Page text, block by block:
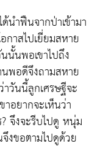
ำฟืนจากป่าเข้ามา
กาสไปเยี่ยมสหาย
นั้นพอเขาไปถึง
พอดีจึงถามสหาย
วันนี้ลูกเศรษฐีจะ
อยากจะเห็นว่า
จึงจะรีบไปดู หนุ่ม
งขอตามไปดูด้วย